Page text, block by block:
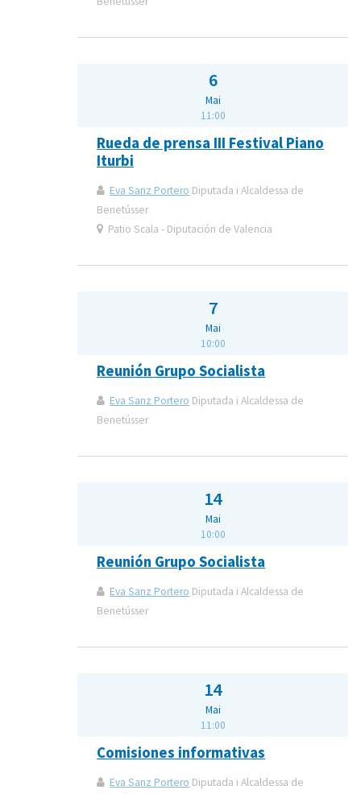
6
Mai
11:00
Rueda de prensa III Festival Piano
Iturbi
Eva Sanz Portero Diputada i Alcaldessa de
Benetússer
Patio Scala - Diputación de Valencia
7
Mai
10:00
Reunión Grupo Socialista
Eva Sanz Portero Diputada i Alcaldessa de
Benetússer
14
Mai
10:00
Reunión Grupo Socialista
Eva Sanz Portero Diputada i Alcaldessa de
Benetússer
14
Mai
11:00
Comisiones informativas
Eva Sanz Portero Diputada i Alcaldessa de